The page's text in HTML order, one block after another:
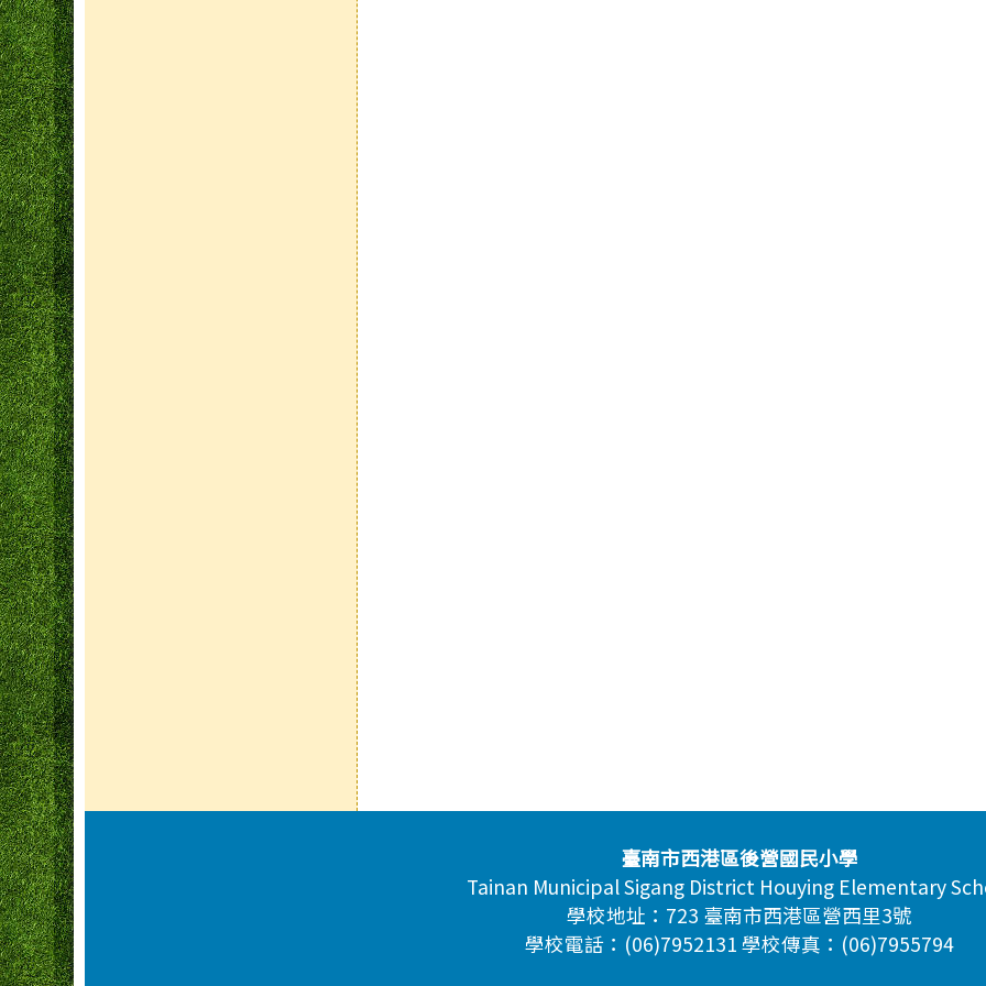
臺南市西港區後營國民小學
Tainan Municipal Sigang District Houying Elementary
學校地址：723 臺南市西港區營西里3號
學校電話：(06)7952131 學校傳真：(06)7955794